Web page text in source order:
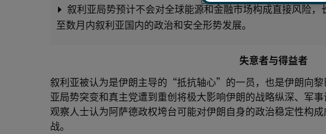
叙利亚局势预计不会对全球能源和金融市场构成直接风险
至数月内叙利亚国内的政治和安全形势发展。
失意者与得益者
叙利亚被认为是伊朗主导的“抵抗轴心”的一员，也是伊朗向
亚局势突变和真主党遭到重创将极大影响伊朗的战略纵深、军
观察人士认为阿萨德政权垮台可能对伊朗自身的政治稳定性构
战。